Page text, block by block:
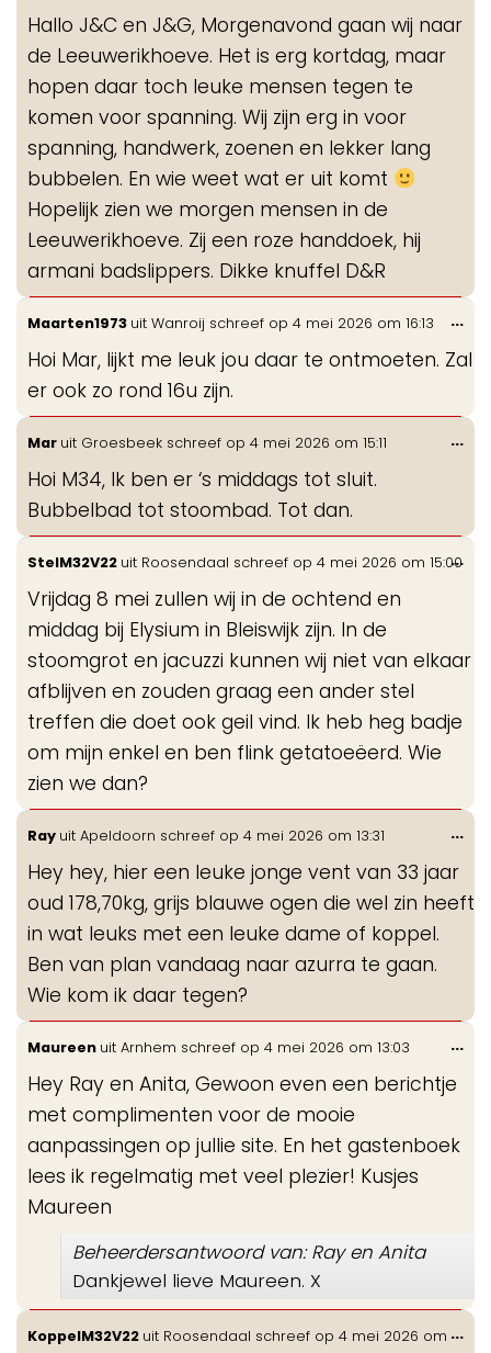
Hallo J&C en J&G, Morgenavond gaan wij naar
de Leeuwerikhoeve. Het is erg kortdag, maar
hopen daar toch leuke mensen tegen te
komen voor spanning. Wij zijn erg in voor
spanning, handwerk, zoenen en lekker lang
bubbelen. En wie weet wat er uit komt
Hopelijk zien we morgen mensen in de
Leeuwerikhoeve. Zij een roze handdoek, hij
armani badslippers. Dikke knuffel D&R
Maarten1973 uit Wanroij schreef op 4 mei 2026 om 16:13
Hoi Mar, lijkt me leuk jou daar te ontmoeten. Zal
er ook zo rond 16u zijn.
...
Mar uit Groesbeek schreef op 4 mei 2026 om 15:11
Hoi M34, Ik ben er ‘s middags tot sluit.
Bubbelbad tot stoombad. Tot dan.
...
StelM32V22 uit Roosendaal schreef op 4 mei 2026 om 15:00
Vrijdag 8 mei zullen wij in de ochtend en
middag bij Elysium in Bleiswijk zijn. In de
stoomgrot en jacuzzi kunnen wij niet van elkaar
afblijven en zouden graag een ander stel
treffen die doet ook geil vind. Ik heb heg badje
om mijn enkel en ben flink getatoeëerd. Wie
zien we dan?
...
Ray uit Apeldoorn schreef op 4 mei 2026 om 13:31
Hey hey, hier een leuke jonge vent van 33 jaar
oud 178,70kg, grijs blauwe ogen die wel zin heeft
in wat leuks met een leuke dame of koppel.
Ben van plan vandaag naar azurra te gaan.
Wie kom ik daar tegen?
...
Maureen uit Arnhem schreef op 4 mei 2026 om 13:03
Hey Ray en Anita, Gewoon even een berichtje
met complimenten voor de mooie
aanpassingen op jullie site. En het gastenboek
lees ik regelmatig met veel plezier! Kusjes
Maureen
Beheerdersantwoord van: Ray en Anita
Dankjewel lieve Maureen. X
...
KoppelM32V22 uit Roosendaal schreef op 4 mei 2026 om ...